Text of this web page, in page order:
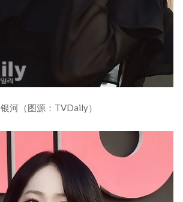
银河（图源：TVDaily）